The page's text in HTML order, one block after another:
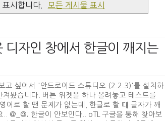
시합니다. 모든 게시물 표시
디자인 창에서 한글이 깨지는
고 싶어서 '안드로이드 스튜디오 (2.2.3)'를 설치하
져봤습니다. 버튼 위젯을 하나 올려놓고 테스트를
어로 할 땐 문제가 없는데, 한글로 할 떄 글자가 깨
.. @_@; 한글이 안보인다.. oTL 구글을 통해 찾아보